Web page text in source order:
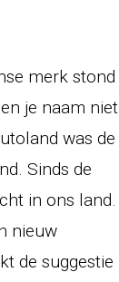
merk stond
je naam niet
was de
Sinds de
in ons land.
nieuw
de suggestie